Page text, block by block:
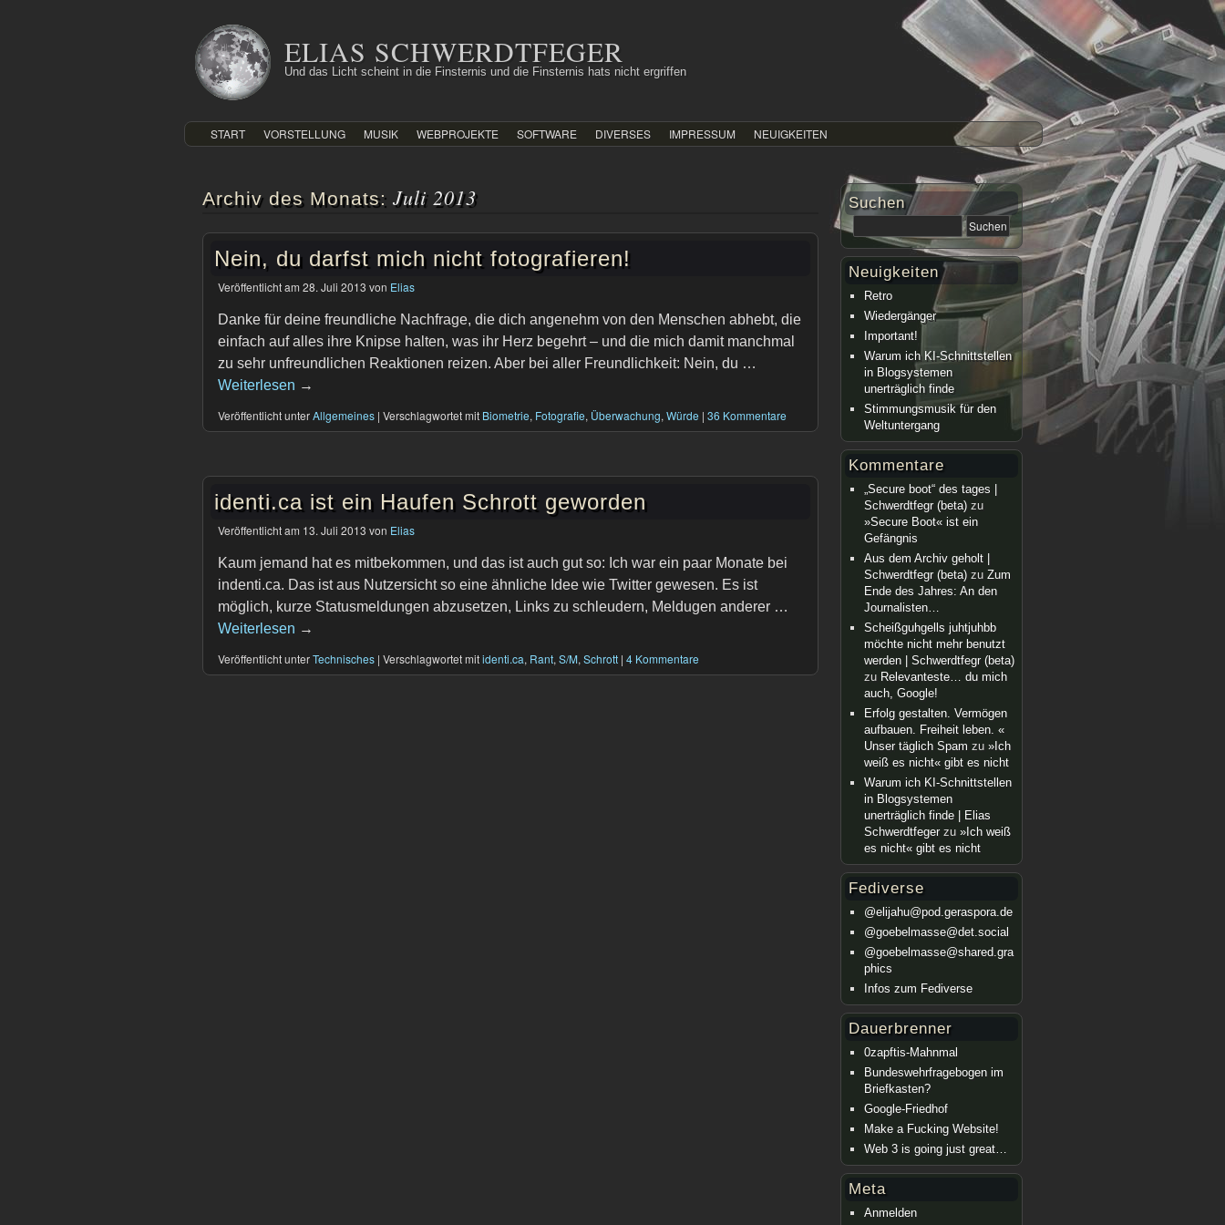
Inhalt
springen
ELIAS SCHWERDTFEGER
Und das Licht scheint in die Finsternis und die Finsternis hats nicht ergriffen
START VORSTELLUNG MUSIK WEBPROJEKTE SOFTWARE DIVERSES IMPRESSUM NEUIGKEITEN
Archiv des Monats: Juli 2013
Nein, du darfst mich nicht fotografieren!
Veröffentlicht am 28. Juli 2013 von Elias
Danke für deine freundliche Nachfrage, die dich angenehm von den Menschen abhebt, die
einfach auf alles ihre Knipse halten, was ihr Herz begehrt – und die mich damit manchmal
zu sehr unfreundlichen Reaktionen reizen. Aber bei aller Freundlichkeit: Nein, du …
Weiterlesen →
Veröffentlicht unterAllgemeines | Verschlagwortet mit Biometrie, Fotografie, Überwachung, Würde | 36 Kommentare
identi.ca ist ein Haufen Schrott geworden
Veröffentlicht am 13. Juli 2013 von Elias
Kaum jemand hat es mitbekommen, und das ist auch gut so: Ich war ein paar Monate bei
indenti.ca. Das ist aus Nutzersicht so eine ähnliche Idee wie Twitter gewesen. Es ist
möglich, kurze Statusmeldungen abzusetzen, Links zu schleudern, Meldugen anderer …
Weiterlesen →
Veröffentlicht unterTechnisches | Verschlagwortet mitidenti.ca, Rant, S/M, Schrott | 4 Kommentare
Suchen
Neuigkeiten
Retro
Wiedergänger
Important!
Warum ich KI-Schnittstellen
in Blogsystemen
unerträglich finde
Stimmungsmusik für den
Weltuntergang
Kommentare
„Secure boot“ des tages |
Schwerdtfegr (beta)zu
»Secure Boot« ist ein
Gefängnis
Aus dem Archiv geholt |
Schwerdtfegr (beta)zu Zum
Ende des Jahres: An den
Journalisten…
Scheißguhgells juhtjuhbb
möchte nicht mehr benutzt
werden | Schwerdtfegr (beta)
zu Relevanteste… du mich
auch, Google!
Erfolg gestalten. Vermögen
aufbauen. Freiheit leben. «
Unser täglich Spam zu »Ich
weiß es nicht« gibt es nicht
Warum ich KI-Schnittstellen
in Blogsystemen
unerträglich finde | Elias
Schwerdtfegerzu »Ich weiß
es nicht« gibt es nicht
Fediverse
@elijahu@pod.geraspora.de
@goebelmasse@det.social
@goebelmasse@shared.gra
phics
Infos zum Fediverse
Dauerbrenner
0zapftis-Mahnmal
Bundeswehrfragebogen im
Briefkasten?
Google-Friedhof
Make a Fucking Website!
Web 3 is going just great…
Meta
Anmelden